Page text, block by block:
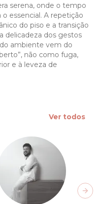
serena, onde o tempo
o essencial. A repetição
do piso e a transição
delicadeza dos gestos
ambiente vem do
não como fuga,
e à leveza de
Ver todos